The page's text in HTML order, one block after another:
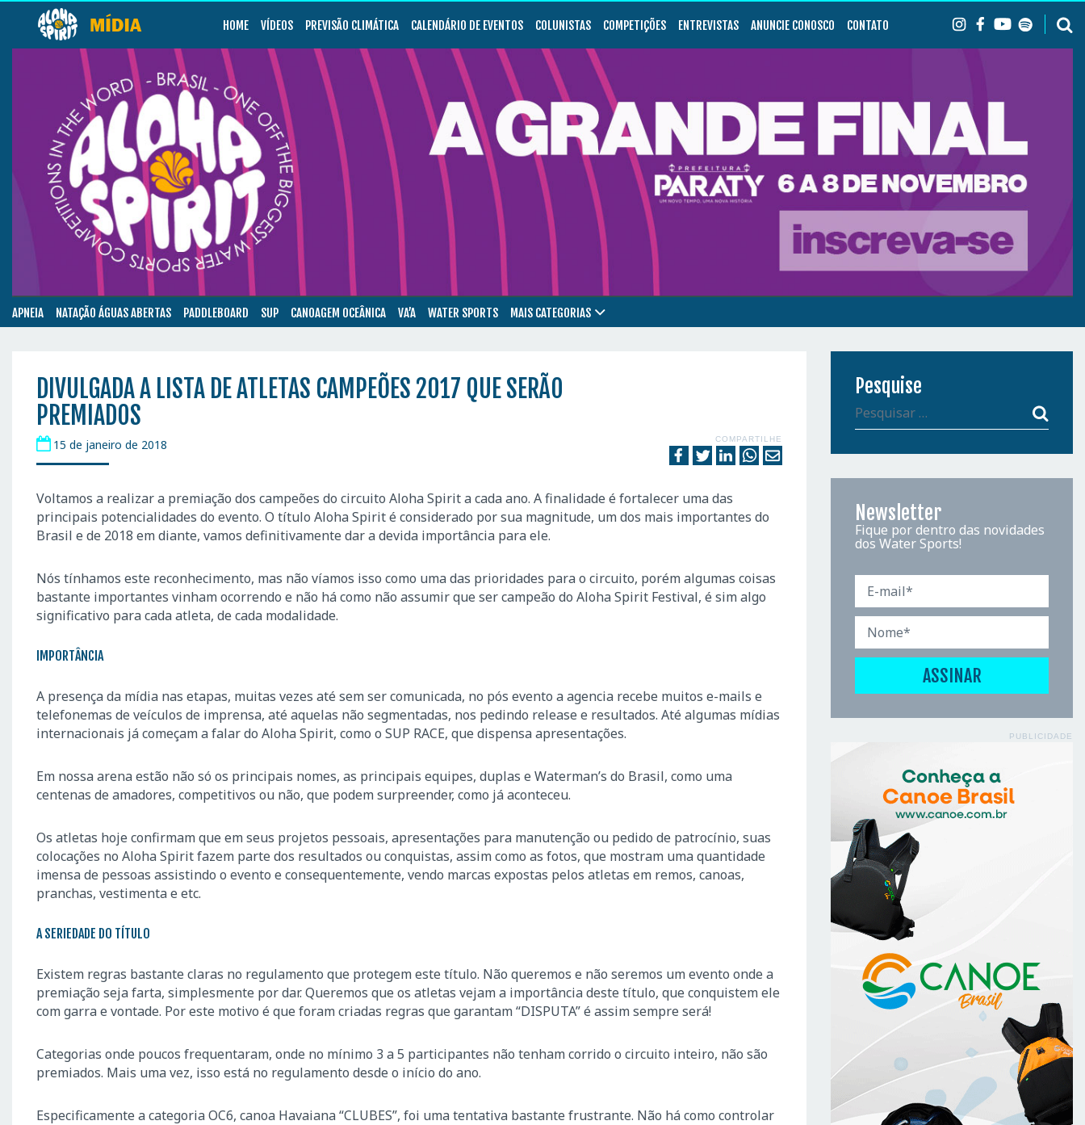
HOME VÍDEOS PREVISÃO CLIMÁTICA CALENDÁRIO DE EVENTOS COLUNISTAS COMPETIÇÕES ENTREVISTAS ANUNCIE CONOSCO CONTATO
APNEIA NATAÇÃO ÁGUAS ABERTAS PADDLEBOARD SUP CANOAGEM OCEÂNICA VA’A WATER SPORTS MAIS CATEGORIAS
DIVULGADA A LISTA DE ATLETAS CAMPEÕES 2017 QUE SERÃO
PREMIADOS
15 de janeiro de 2018 COMPARTILHE
Voltamos a realizar a premiação dos campeões do circuito Aloha Spirit a cada ano. A finalidade é fortalecer uma das
principais potencialidades do evento. O título Aloha Spirit é considerado por sua magnitude, um dos mais importantes do
Brasil e de 2018 em diante, vamos definitivamente dar a devida importância para ele.
Nós tínhamos este reconhecimento, mas não víamos isso como uma das prioridades para o circuito, porém algumas coisas
bastante importantes vinham ocorrendo e não há como não assumir que ser campeão do Aloha Spirit Festival, é sim algo
significativo para cada atleta, de cada modalidade.
IMPORTÂNCIA
A presença da mídia nas etapas, muitas vezes até sem ser comunicada, no pós evento a agencia recebe muitos e-mails e
telefonemas de veículos de imprensa, até aquelas não segmentadas, nos pedindo release e resultados. Até algumas mídias
internacionais já começam a falar do Aloha Spirit, como o SUP RACE, que dispensa apresentações.
Em nossa arena estão não só os principais nomes, as principais equipes, duplas e Waterman’s do Brasil, como uma
centenas de amadores, competitivos ou não, que podem surpreender, como já aconteceu.
Os atletas hoje confirmam que em seus projetos pessoais, apresentações para manutenção ou pedido de patrocínio, suas
colocações no Aloha Spirit fazem parte dos resultados ou conquistas, assim como as fotos, que mostram uma quantidade
imensa de pessoas assistindo o evento e consequentemente, vendo marcas expostas pelos atletas em remos, canoas,
pranchas, vestimenta e etc.
A SERIEDADE DO TÍTULO
Existem regras bastante claras no regulamento que protegem este título. Não queremos e não seremos um evento onde a
premiação seja farta, simplesmente por dar. Queremos que os atletas vejam a importância deste título, que conquistem ele
com garra e vontade. Por este motivo é que foram criadas regras que garantam “DISPUTA” é assim sempre será!
Categorias onde poucos frequentaram, onde no mínimo 3 a 5 participantes não tenham corrido o circuito inteiro, não são
premiados. Mais uma vez, isso está no regulamento desde o início do ano.
Especificamente a categoria OC6, canoa Havaiana “CLUBES”, foi uma tentativa bastante frustrante. Não há como controlar
Pesquise
Newsletter
Fique por dentro das novidades
dos Water Sports!
PUBLICIDADE